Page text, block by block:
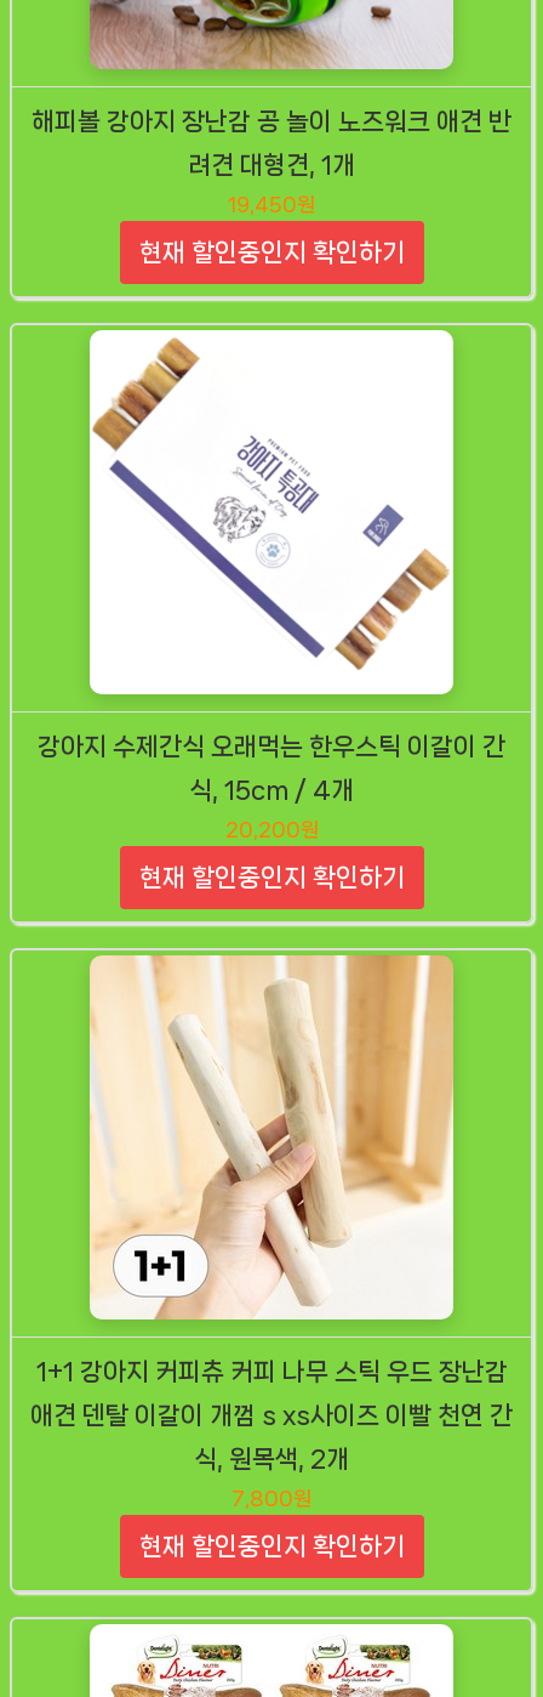
해피볼 강아지 장난감 공 놀이 노즈워크 애견 반
려견 대형견, 1개
19,450원
현재 할인중인지 확인하기
강아지 수제간식 오래먹는 한우스틱 이갈이 간
식, 15cm / 4개
20,200원
현재 할인중인지 확인하기
1+1 강아지 커피츄 커피 나무 스틱 우드 장난감
애견 덴탈 이갈이 개껌 s xs사이즈 이빨 천연 간
식, 원목색, 2개
7,800원
현재 할인중인지 확인하기